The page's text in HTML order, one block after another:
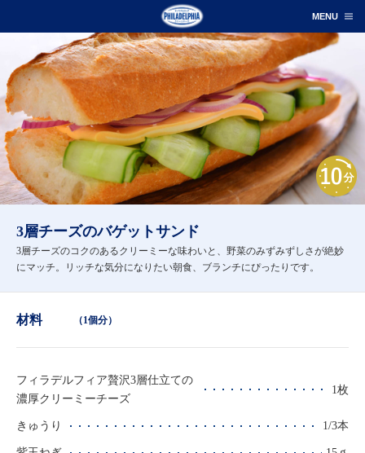
3層チーズのバゲットサンド
3層チーズのコクのあるクリーミーな味わいと、野菜のみずみずしさが絶妙
にマッチ。リッチな気分になりたい朝食、ブランチにぴったりです。
材料 （1個分）
フィラデルフィア贅沢3層仕立ての
濃厚クリーミーチーズ
1枚
きゅうり 1/3本